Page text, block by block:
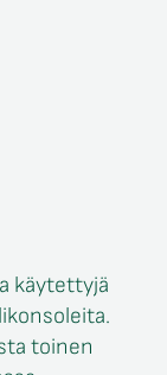
käytettyjä
toinen